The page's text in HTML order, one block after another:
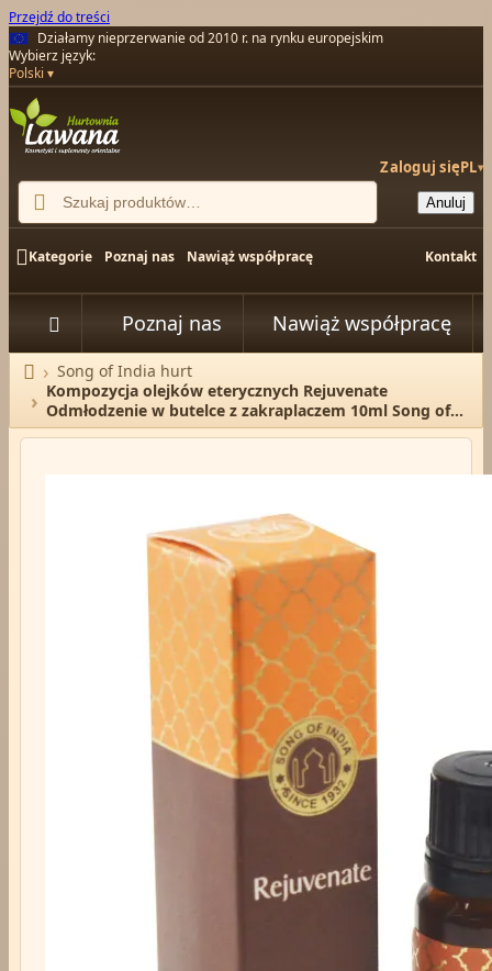
Przejdź do treści
Działamy nieprzerwanie od 2010 r. na rynku europejskim
Wybierz język:
Polski
Zaloguj sięPL▾
 Anuluj
Kategorie Poznaj nas Nawiąż współpracę Kontakt
 Poznaj nas Nawiąż współpracę

Strona główna
Song of India hurt
Kompozycja olejków eterycznych Rejuvenate
Odmłodzenie w butelce z zakraplaczem 10ml Song of
india